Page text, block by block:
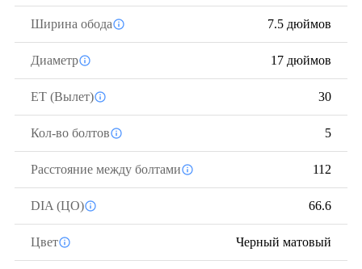
Ширина обода 7.5 дюймов
Диаметр 17 дюймов
ЕТ (Вылет) 30
Кол-во болтов 5
Расстояние между болтами 112
DIA (ЦО) 66.6
Цвет Черный матовый